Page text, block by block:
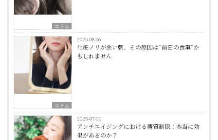
コラム
コラム
2025-08-06
化粧ノリが悪い朝、その原因は“前日の食事”か
もしれません
2025-07-30
アンチエイジングにおける糖質制限：本当に効
果があるのか？